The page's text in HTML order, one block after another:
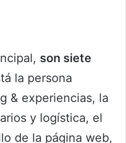
son siete
la persona
& experiencias, la
y logística, el
de la página web,